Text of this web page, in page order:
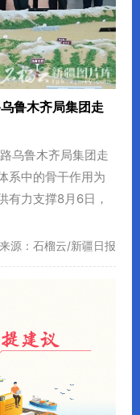
鲁木齐局集团走
乌鲁木齐局集团走
系中的骨干作用为
有力支撑8月6日，
来源：石榴云/新疆日报